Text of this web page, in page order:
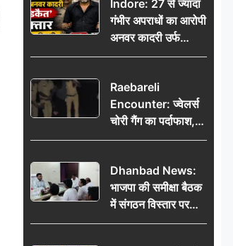
अंतिम दिन, 5100 रुपये
भेजकर कहा– अंतिम
संस्कार कर दीजिए हम
नहीं आ पाएंगे
Indore: 27 से ज्यादा
गंभीर अपराधों का आरोपी
अनवर कादरी उर्फ
‘डकैत’ गिरफ्तार, इंदौर
Raebareli
Encounter: ज्वेलर्स
चोरी गैंग का पर्दाफाश,
पुलिस मुठभेड़ में दो
किलो चांदी बरामद
Dhanbad News:
भाजपा की समीक्षा बैठक
में संगठन विस्तार पर
मंथन, बीडीओ से